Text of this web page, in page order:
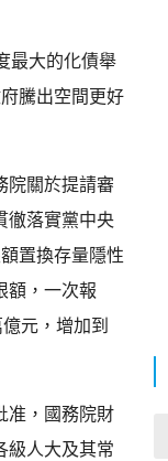
最大的化債舉
騰出空間更好
院關於提請審
徹落實黨中央
置換存量隱性
額，一次報
元，增加到
准，國務院財
級人大及其常